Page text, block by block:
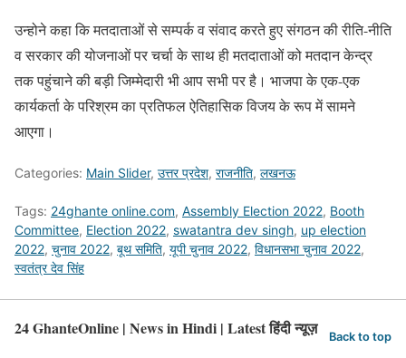
उन्होने कहा कि मतदाताओं से सम्पर्क व संवाद करते हुए संगठन की रीति-नीति
व सरकार की योजनाओं पर चर्चा के साथ ही मतदाताओं को मतदान केन्द्र
तक पहुंचाने की बड़ी जिम्मेदारी भी आप सभी पर है। भाजपा के एक-एक
कार्यकर्ता के परिश्रम का प्रतिफल ऐतिहासिक विजय के रूप में सामने
आएगा।
Categories: Main Slider, उत्तर प्रदेश, राजनीति, लखनऊ
Tags: 24ghante online.com, Assembly Election 2022, Booth
Committee, Election 2022, swatantra dev singh, up election
2022, चुनाव 2022, बूथ समिति, यूपी चुनाव 2022, विधानसभा चुनाव 2022,
स्वतंत्र देव सिंह
24 GhanteOnline | News in Hindi | Latest हिंदी न्यूज़ Back to top